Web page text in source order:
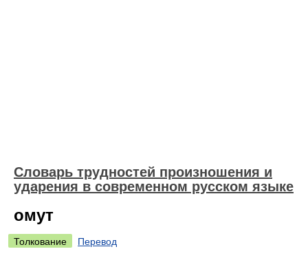
Словарь трудностей произношения и
ударения в современном русском языке
омут
Толкование
Перевод